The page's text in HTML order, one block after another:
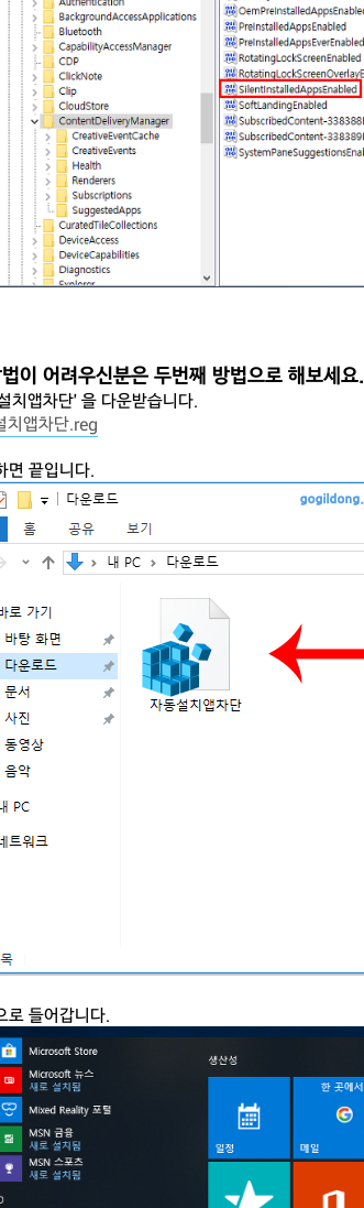
이 어려우신분은 두번째 방법으로 해보세요.
치앱차단' 을 다운받습니다.
치앱차단.reg
면 끝입니다.
로 들어갑니다.